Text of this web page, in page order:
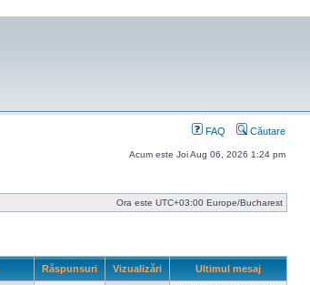
FAQ Căutare
Acum este Joi Aug 06, 2026 1:24 pm
Ora este UTC+03:00 Europe/Bucharest
Răspunsuri Vizualizări Ultimul mesaj